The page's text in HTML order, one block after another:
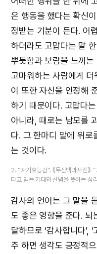
은 행동을 했다는 확신
정받는 기분이 든다. 어
하더라도 고맙다는 말
뿌듯함과 보람을 느끼
고마워하는 사람에게 더
이 또한 자신을 인정해
하기 때문이다. 고맙다
아니라, 때로는 남모를
다. 그 한마디 말에 위로
는 것이다.
2. “자기효능감”. 《두산백과사전》
다고 믿는 기대와 신념을 뜻하는 심
감사의 언어는 그 말을
도 좋은 영향을 준다. 뇌
달하므로 ‘감사합니다’,
주 하면 생각도 긍정적